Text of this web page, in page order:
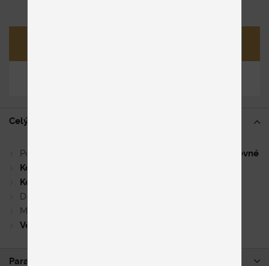
Celý popis
Pohodlné kreslo
s vysokou opierkou, elegantné a pevné
Komfortné sedenie
Kovová podnož
Dostupná aj podnožka pod nohy
Možnosť kombinácie poťahových materiálov
Veľký výber látok a koží
Parametre produktu